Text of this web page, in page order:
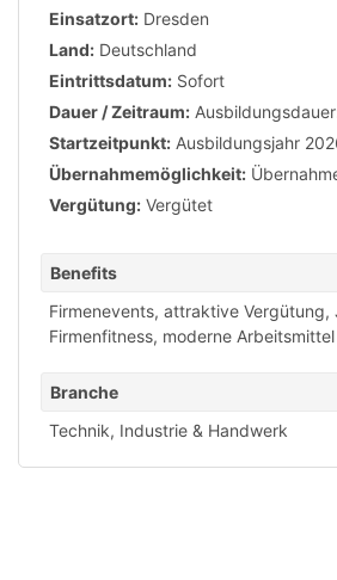
Einsatzort: Dresden
Land: Deutschland
Eintrittsdatum: Sofort
Dauer / Zeitraum:
Startzeitpunkt: Ausbildungsjahr
Übernahmemöglichkeit:
Vergütung: Vergütet
Benefits
Firmenevents, attraktive Vergütung,
Firmenfitness, moderne Arbeitsmittel
Branche
Technik, Industrie & Handwerk